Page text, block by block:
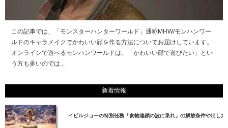
この記事では、「モンスターハンターワールド」通称MHW/モンハンワー
ルドのキャラメイクでかわいい顔を作る方法についてお届けしています。
オンラインで遊べるモンハンワールドは、「かわいい顔で遊びたい」とい
う方も多いのでは...
新着情報
イビルジョーの特別任務「食物連鎖の波に乗れ」の解放条件や出し